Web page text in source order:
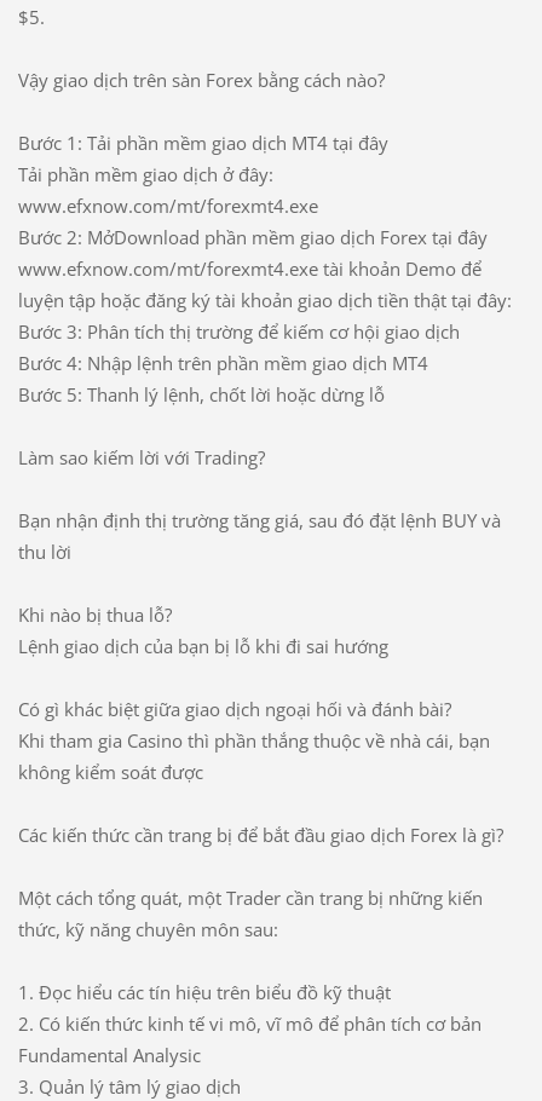
$5.
Vậy giao dịch trên sàn Forex bằng cách nào?
Bước 1: Tải phần mềm giao dịch MT4 tại đây
Tải phần mềm giao dịch ở đây:
www.efxnow.com/mt/forexmt4.exe
Bước 2: MởDownload phần mềm giao dịch Forex tại đây
www.efxnow.com/mt/forexmt4.exe tài khoản Demo để
luyện tập hoặc đăng ký tài khoản giao dịch tiền thật tại đây:
Bước 3: Phân tích thị trường để kiếm cơ hội giao dịch
Bước 4: Nhập lệnh trên phần mềm giao dịch MT4
Bước 5: Thanh lý lệnh, chốt lời hoặc dừng lỗ
Làm sao kiếm lời với Trading?
Bạn nhận định thị trường tăng giá, sau đó đặt lệnh BUY và
thu lời
Khi nào bị thua lỗ?
Lệnh giao dịch của bạn bị lỗ khi đi sai hướng
Có gì khác biệt giữa giao dịch ngoại hối và đánh bài?
Khi tham gia Casino thì phần thắng thuộc về nhà cái, bạn
không kiểm soát được
Các kiến thức cần trang bị để bắt đầu giao dịch Forex là gì?
Một cách tổng quát, một Trader cần trang bị những kiến
thức, kỹ năng chuyên môn sau:
1. Đọc hiểu các tín hiệu trên biểu đồ kỹ thuật
2. Có kiến thức kinh tế vi mô, vĩ mô để phân tích cơ bản
Fundamental Analysic
3. Quản lý tâm lý giao dịch